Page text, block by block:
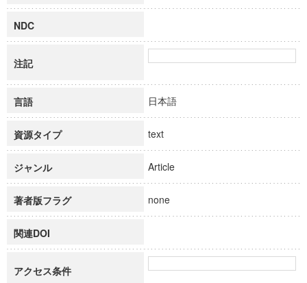
NDC
注記
言語 日本語
資源タイプ text
ジャンル Article
著者版フラグ none
関連DOI
アクセス条件